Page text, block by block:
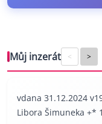
Můj inzerát < >
vdana 31.12.2024
Libora Šimuneka +*